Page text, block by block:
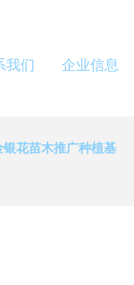
我们 企业信息
花苗木推广种植基